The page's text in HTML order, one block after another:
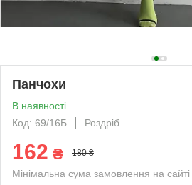
Панчохи
В наявності
Код: 69/16Б
Роздріб
162 ₴ 180 ₴
Мінімальна сума замовлення на